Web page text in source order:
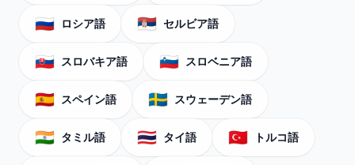
🇷🇺 ロシア語 🇷🇸 セルビア語
🇸🇰 スロバキア語 🇸🇮 スロベニア語
🇪🇸 スペイン語 🇸🇪 スウェーデン語
🇮🇳 タミル語 🇹🇭 タイ語 🇹🇷 トルコ語